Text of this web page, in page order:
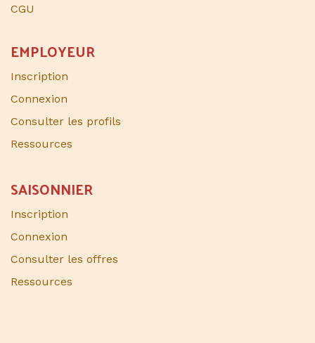
CGU
EMPLOYEUR
Inscription
Connexion
Consulter les profils
Ressources
SAISONNIER​
Inscription
Connexion
Consulter les offres
Ressources